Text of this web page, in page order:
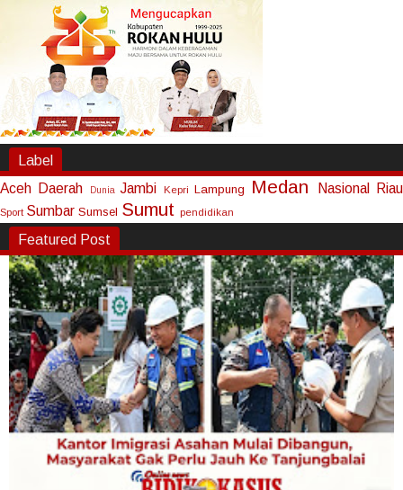
Label
Aceh Daerah Dunia Jambi Kepri Lampung Medan Nasional Riau
Sport Sumbar Sumsel Sumut pendidikan
Featured Post